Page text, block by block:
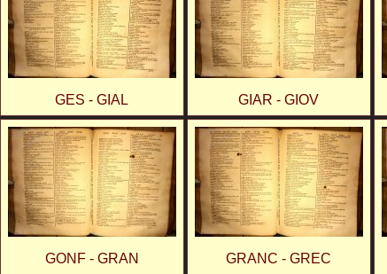
GES - GIAL GIAR - GIOV
GONF - GRAN GRANC - GREC